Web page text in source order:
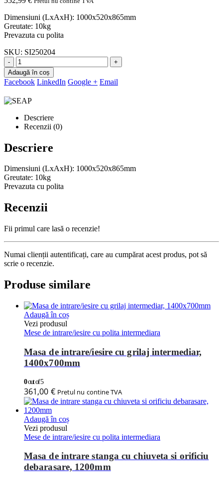
Dimensiuni (LxAxH): 1000x520x865mm
Greutate: 10kg
Prevazuta cu polita
SKU: SI250204
-
+
Adaugă în coș
Facebook LinkedIn Google + Email
Descriere
Recenzii (0)
Descriere
Dimensiuni (LxAxH): 1000x520x865mm
Greutate: 10kg
Prevazuta cu polita
Recenzii
Fii primul care lasă o recenzie!
Numai clienții autentificați, care au cumpărat acest produs, pot să
scrie o recenzie.
Produse similare
Adaugă în coș
Vezi produsul
Mese de intrare/iesire cu polita intermediara
Masa de intrare/iesire cu grilaj intermediar,
1400x700mm
0out of 5
361,00 € Pretul nu contine TVA
Adaugă în coș
Vezi produsul
Mese de intrare/iesire cu polita intermediara
Masa de intrare stanga cu chiuveta si orificiu
debarasare, 1200mm